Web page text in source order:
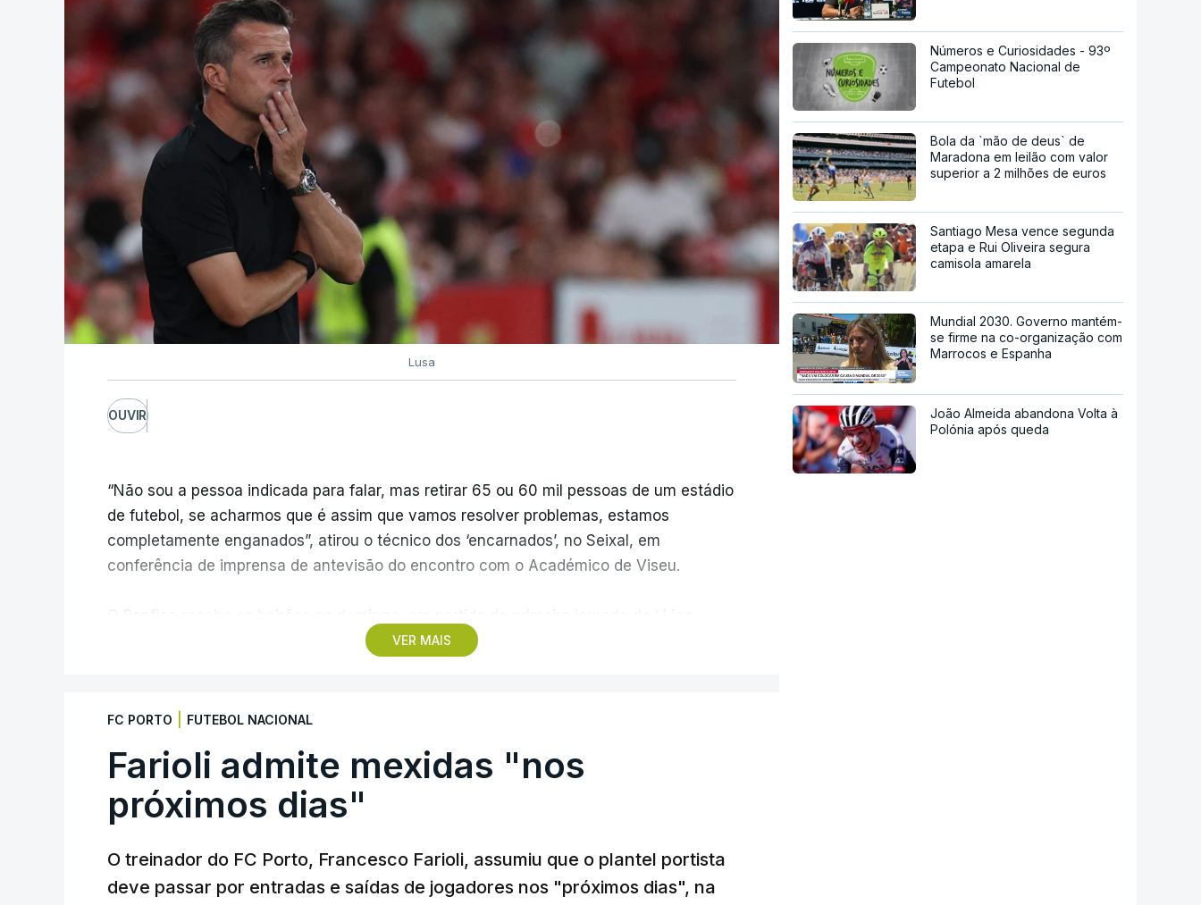
Lusa
OUVIR
VER MAIS
“Não sou a pessoa indicada para falar, mas retirar 65 ou 60 mil pessoas de um estádio
de futebol, se acharmos que é assim que vamos resolver problemas, estamos
completamente enganados”, atirou o técnico dos ‘encarnados’, no Seixal, em
conferência de imprensa de antevisão do encontro com o Académico de Viseu.
portuguesa de futebol com início previsto para as 20:30, no Estádio da Luz, que será
de adeptos em cinco partidas em 2022/23, condenação confirmada no início de julho
pelo Tribunal da Relação.
bancadas.
FC PORTO FUTEBOL NACIONAL
Farioli admite mexidas "nos
próximos dias"
O treinador do FC Porto, Francesco Farioli, assumiu que o plantel portista
deve passar por entradas e saídas de jogadores nos "próximos dias", na
Números e Curiosidades - 93º
Campeonato Nacional de
Futebol
Bola da `mão de deus` de
Maradona em leilão com valor
superior a 2 milhões de euros
Santiago Mesa vence segunda
etapa e Rui Oliveira segura
camisola amarela
Mundial 2030. Governo mantém-
se firme na co-organização com
Marrocos e Espanha
João Almeida abandona Volta à
Polónia após queda